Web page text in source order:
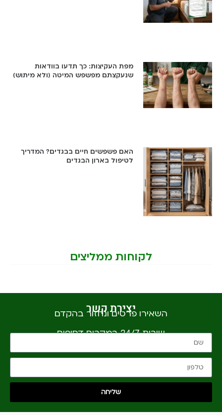
מפת העקיצות: כך תדעו בוודאות
שנעקצתם מפשפש המיטה (ולא מיתוש)
האם פשפשים חיים בבגדים? המדריך
לטיפול בארון הבגדים
לקוחות ממליצים
יצירת קשר
השאירו פרטים ונחזור בהקדם
שירות 24/7 במקרים דחופים
שליחה